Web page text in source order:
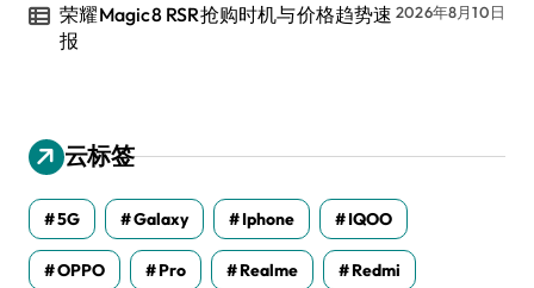
荣耀Magic8 RSR抢购时机与价格趋势速
报
2026年8月10日
云标签
5G Galaxy Iphone IQOO
OPPO Pro Realme Redmi